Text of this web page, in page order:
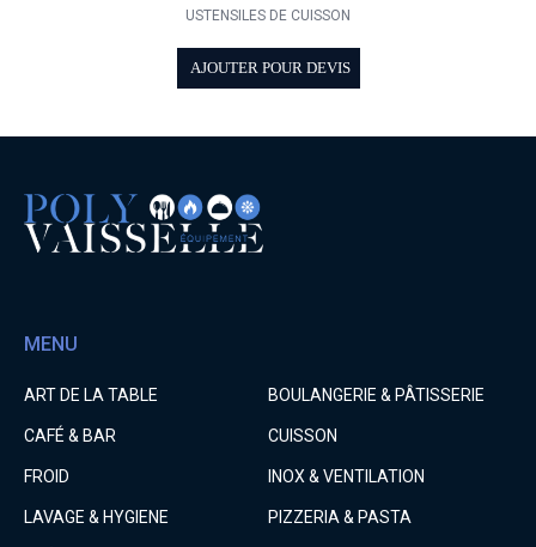
USTENSILES DE CUISSON
AJOUTER POUR DEVIS
MENU
ART DE LA TABLE BOULANGERIE & PÂTISSERIE
CAFÉ & BAR CUISSON
FROID INOX & VENTILATION
LAVAGE & HYGIENE PIZZERIA & PASTA